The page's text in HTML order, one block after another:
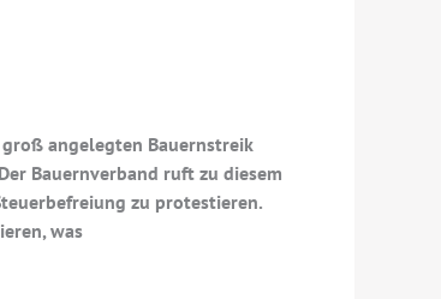
angelegten Bauernstreik
Bauernverband ruft zu diesem
zu protestieren.
was